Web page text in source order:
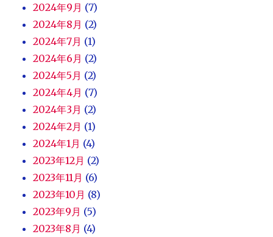
2024年9月 (7)
2024年8月 (2)
2024年7月 (1)
2024年6月 (2)
2024年5月 (2)
2024年4月 (7)
2024年3月 (2)
2024年2月 (1)
2024年1月 (4)
2023年12月 (2)
2023年11月 (6)
2023年10月 (8)
2023年9月 (5)
2023年8月 (4)